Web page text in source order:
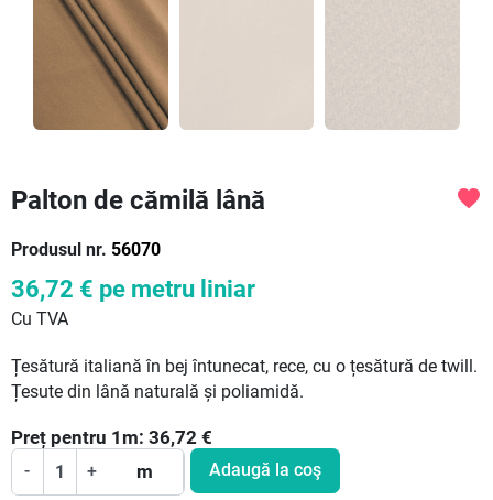
Palton de cămilă lână
Produsul nr. 56070
favorite
36,72 € pe metru liniar
Cu TVA
Țesătură italiană în bej întunecat, rece, cu o țesătură de twill.
Țesute din lână naturală și poliamidă.
Preț pentru 1 m: 36,72 €
- + m Adaugă la coş